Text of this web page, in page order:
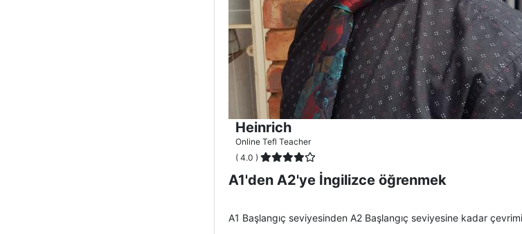
Heinrich
Online Tefl Teacher
( 4.0 )
A1'den A2'ye İngilizce öğrenmek
A1 Başlangıç seviyesinden A2 Başlangıç seviyesine kadar